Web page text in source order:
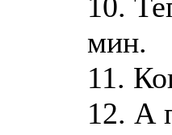
мин.
11.
12. А